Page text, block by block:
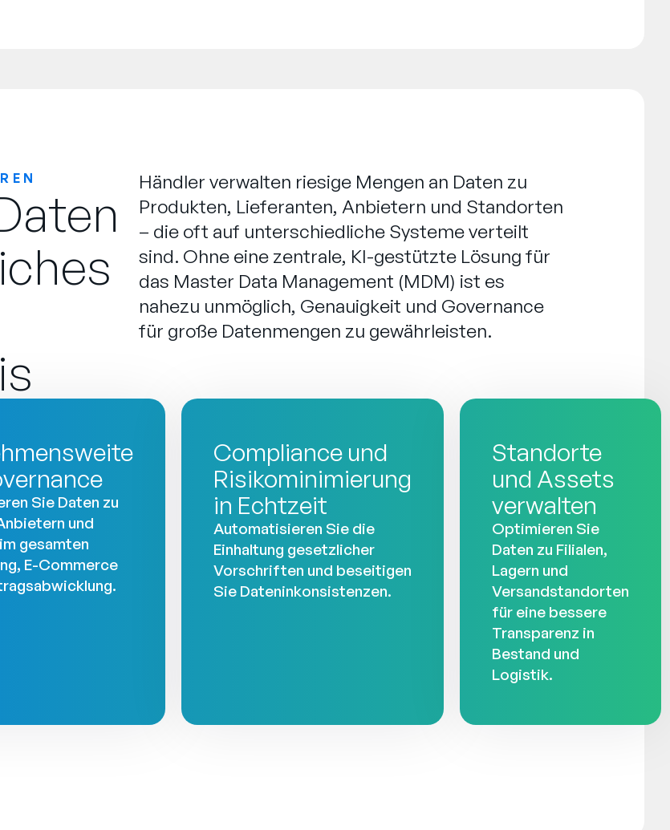
Händler verwalten riesige Mengen an Daten zu
Produkten, Lieferanten, Anbietern und Standorten
– die oft auf unterschiedliche Systeme verteilt
sind. Ohne eine zentrale, KI-gestützte Lösung für
das Master Data Management (MDM) ist es
nahezu unmöglich, Genauigkeit und Governance
für große Datenmengen zu gewährleisten.
Sie Daten zu
und
gesamten
E-Commerce
Compliance und
Risikominimierung
in Echtzeit
Automatisieren Sie die
Einhaltung gesetzlicher
Vorschriften und beseitigen
Sie Dateninkonsistenzen.
Standorte
und Assets
verwalten
Optimieren Sie
Daten zu Filialen,
Lagern und
Versandstandorten
für eine bessere
Transparenz in
Bestand und
Logistik.